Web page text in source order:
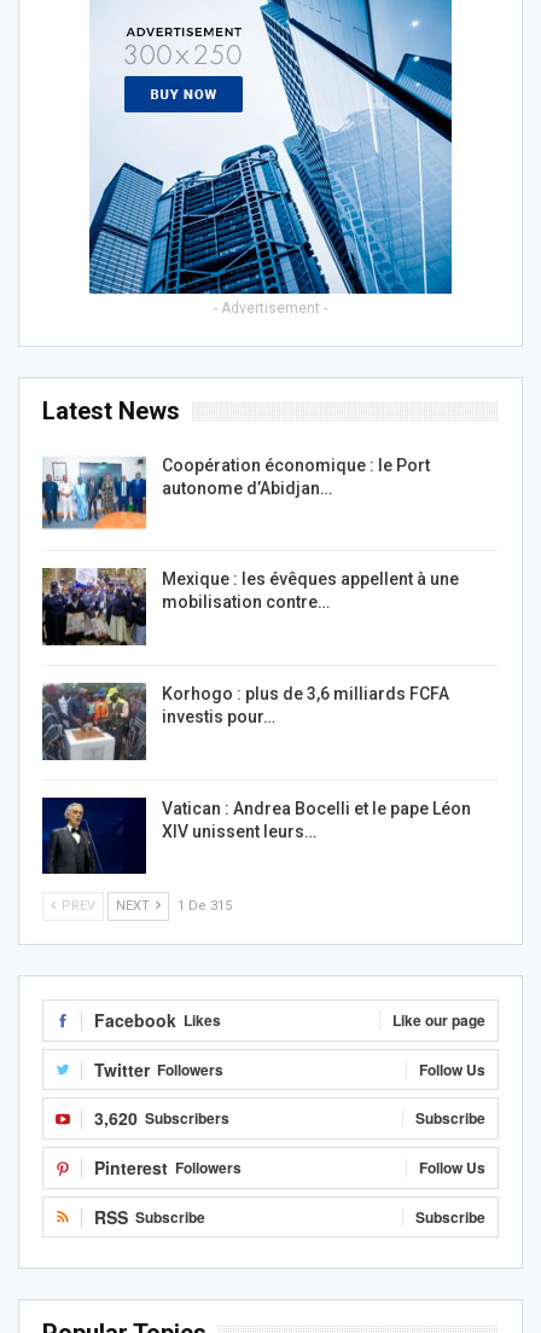
- Advertisement -
Latest News
Coopération économique : le Port
autonome d’Abidjan…
Mexique : les évêques appellent à une
mobilisation contre…
Korhogo : plus de 3,6 milliards FCFA
investis pour…
Vatican : Andrea Bocelli et le pape Léon
XIV unissent leurs…
PREV NEXT 1 De 315
Facebook Likes Like our page
Twitter Followers Follow Us
3,620 Subscribers Subscribe
Pinterest Followers Follow Us
RSS Subscribe Subscribe